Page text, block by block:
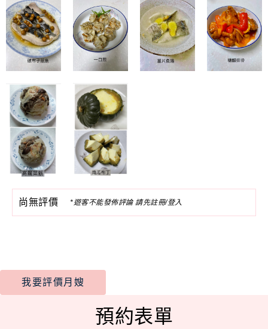
尚無評價 *遊客不能發佈評論 請先註冊/登入
我要評價月嫂
預約表單